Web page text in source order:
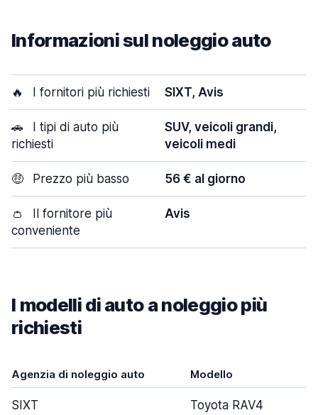
Informazioni sul noleggio auto
🔥 I fornitori più richiesti SIXT, Avis
🚗
I tipi di auto più
richiesti
SUV, veicoli grandi,
veicoli medi
🤑 Prezzo più basso 56 € al giorno
👛
Il fornitore più
conveniente
Avis
I modelli di auto a noleggio più
richiesti
Agenzia di noleggio auto Modello
SIXT Toyota RAV4